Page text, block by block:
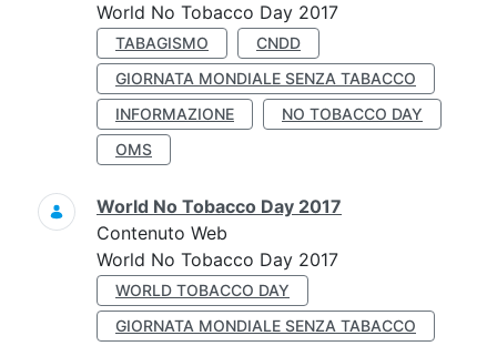
World No Tobacco Day 2017
TABAGISMO
CNDD
GIORNATA MONDIALE SENZA TABACCO
INFORMAZIONE
NO TOBACCO DAY
OMS
World No Tobacco Day 2017
Contenuto Web
World No Tobacco Day 2017
WORLD TOBACCO DAY
GIORNATA MONDIALE SENZA TABACCO